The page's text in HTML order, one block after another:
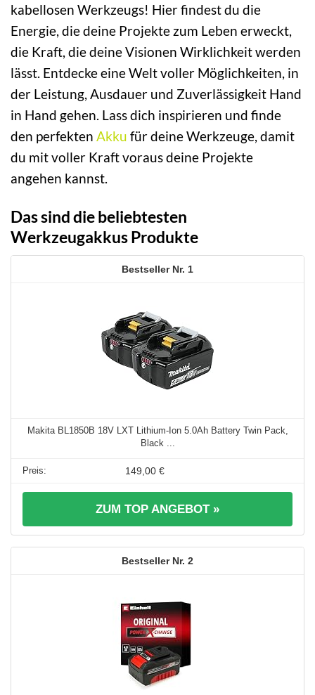
kabellosen Werkzeugs! Hier findest du die
Energie, die deine Projekte zum Leben erweckt,
die Kraft, die deine Visionen Wirklichkeit werden
lässt. Entdecke eine Welt voller Möglichkeiten, in
der Leistung, Ausdauer und Zuverlässigkeit Hand
in Hand gehen. Lass dich inspirieren und finde
den perfekten Akku für deine Werkzeuge, damit
du mit voller Kraft voraus deine Projekte
angehen kannst.
Das sind die beliebtesten
Werkzeugakkus Produkte
1
Makita BL1850B 18V LXT Lithium-Ion 5.0Ah Battery Twin Pack,
Black ...
149,00 €
ZUM TOP ANGEBOT »
2